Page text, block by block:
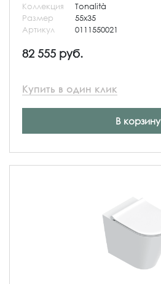
Коллекция
Tonalità
Размер
55x35
Артикул
0111550021
82 555 руб.
Купить в один клик
В корзину